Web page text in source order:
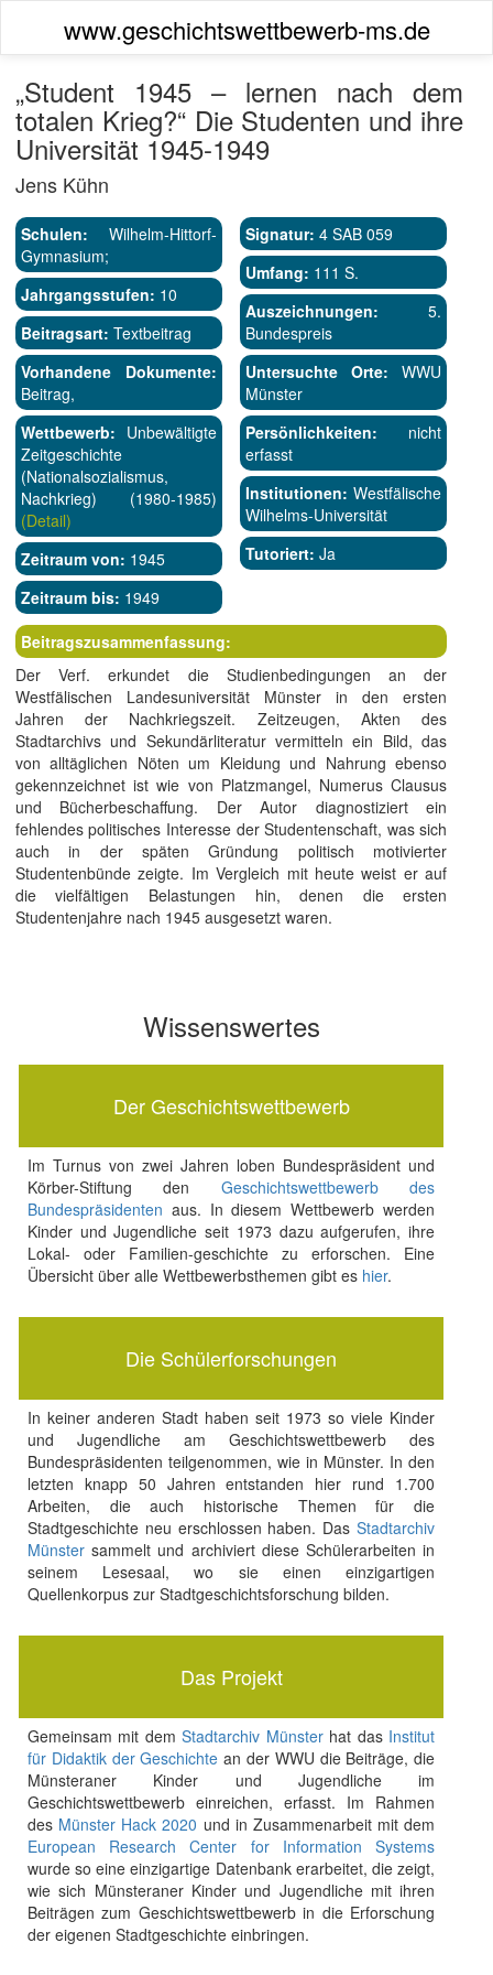
www.geschichtswettbewerb-ms.de
„Student 1945 – lernen nach dem
totalen Krieg?“ Die Studenten und ihre
Universität 1945-1949
Jens Kühn
Schulen: Wilhelm-Hittorf-
Gymnasium;
Jahrgangsstufen: 10
Beitragsart: Textbeitrag
Vorhandene Dokumente:
Beitrag,
Wettbewerb: Unbewältigte
Zeitgeschichte
(Nationalsozialismus,
Nachkrieg) (1980-1985)
(Detail)
Zeitraum von: 1945
Zeitraum bis: 1949
Signatur: 4 SAB 059
Umfang: 111 S.
Auszeichnungen: 5.
Bundespreis
Untersuchte Orte: WWU
Münster
Persönlichkeiten: nicht
erfasst
Institutionen: Westfälische
Wilhelms-Universität
Tutoriert: Ja
Beitragszusammenfassung:
Der Verf. erkundet die Studienbedingungen an der
Westfälischen Landesuniversität Münster in den ersten
Jahren der Nachkriegszeit. Zeitzeugen, Akten des
Stadtarchivs und Sekundärliteratur vermitteln ein Bild, das
von alltäglichen Nöten um Kleidung und Nahrung ebenso
gekennzeichnet ist wie von Platzmangel, Numerus Clausus
und Bücherbeschaffung. Der Autor diagnostiziert ein
fehlendes politisches Interesse der Studentenschaft, was sich
auch in der späten Gründung politisch motivierter
Studentenbünde zeigte. Im Vergleich mit heute weist er auf
die vielfältigen Belastungen hin, denen die ersten
Studentenjahre nach 1945 ausgesetzt waren.
Wissenswertes
Der Geschichtswettbewerb
Im Turnus von zwei Jahren loben Bundespräsident und
Körber-Stiftung den Geschichtswettbewerb des
Bundespräsidenten aus. In diesem Wettbewerb werden
Kinder und Jugendliche seit 1973 dazu aufgerufen, ihre
Lokal- oder Familien-geschichte zu erforschen. Eine
Übersicht über alle Wettbewerbsthemen gibt es hier.
Die Schülerforschungen
In keiner anderen Stadt haben seit 1973 so viele Kinder
und Jugendliche am Geschichtswettbewerb des
Bundespräsidenten teilgenommen, wie in Münster. In den
letzten knapp 50 Jahren entstanden hier rund 1.700
Arbeiten, die auch historische Themen für die
Stadtgeschichte neu erschlossen haben. DasStadtarchiv
Münstersammelt und archiviert diese Schülerarbeiten in
seinem Lesesaal, wo sie einen einzigartigen
Quellenkorpus zur Stadtgeschichtsforschung bilden.
Das Projekt
Gemeinsam mit demStadtarchiv Münsterhat das Institut
für Didaktik der Geschichte an der WWU die Beiträge, die
Münsteraner Kinder und Jugendliche im
Geschichtswettbewerb einreichen, erfasst. Im Rahmen
des Münster Hack 2020 und in Zusammenarbeit mit dem
European Research Center for Information Systems
wurde so eine einzigartige Datenbank erarbeitet, die zeigt,
wie sich Münsteraner Kinder und Jugendliche mit ihren
Beiträgen zum Geschichtswettbewerb in die Erforschung
der eigenen Stadtgeschichte einbringen.